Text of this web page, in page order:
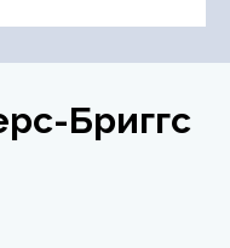
Бриггс